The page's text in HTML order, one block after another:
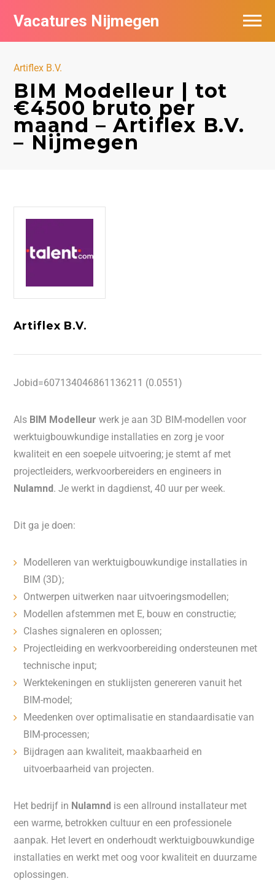
Vacatures Nijmegen
Artiflex B.V.
BIM Modelleur | tot
€4500 bruto per
maand – Artiflex B.V.
– Nijmegen
Artiflex B.V.
Jobid=607134046861136211 (0.0551)
Als BIM Modelleur werk je aan 3D BIM-modellen voor
werktuigbouwkundige installaties en zorg je voor
kwaliteit en een soepele uitvoering; je stemt af met
projectleiders, werkvoorbereiders en engineers in
Nulamnd. Je werkt in dagdienst, 40 uur per week.
Dit ga je doen:
Modelleren van werktuigbouwkundige installaties in
BIM (3D);
Ontwerpen uitwerken naar uitvoeringsmodellen;
Modellen afstemmen met E, bouw en constructie;
Clashes signaleren en oplossen;
Projectleiding en werkvoorbereiding ondersteunen met
technische input;
Werktekeningen en stuklijsten genereren vanuit het
BIM-model;
Meedenken over optimalisatie en standaardisatie van
BIM-processen;
Bijdragen aan kwaliteit, maakbaarheid en
uitvoerbaarheid van projecten.
Het bedrijf in Nulamnd is een allround installateur met
een warme, betrokken cultuur en een professionele
aanpak. Het levert en onderhoudt werktuigbouwkundige
installaties en werkt met oog voor kwaliteit en duurzame
oplossingen.
Vacatures per bedrijf
Nieuwsbrief feed